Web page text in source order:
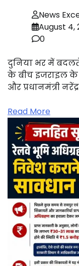
News
August 4,
0
दुनिया भर में
के बीच इजराइल के
और प्रधानमंत्री
Read More